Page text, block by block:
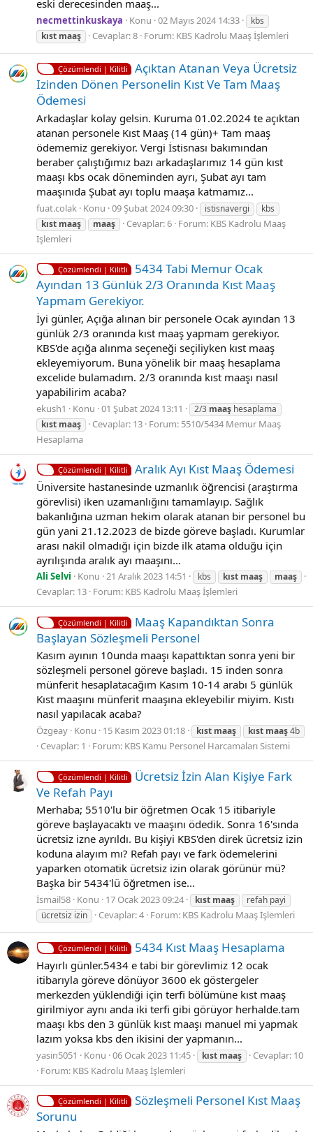
eski derecesinden maaş...
necmettinkuskaya Konu 02 Mayıs 2024 14:33
kbs
kıst maaş Cevaplar: 8 Forum: KBS Kadrolu Maaş İşlemleri
Çözümlendi | Kilitli
Açıktan Atanan Veya Ücretsiz
Izinden Dönen Personelin Kıst Ve Tam Maaş
Ödemesi
Arkadaşlar kolay gelsin. Kuruma 01.02.2024 te açıktan
atanan personele Kıst Maaş (14 gün)+ Tam maaş
ödememiz gerekiyor. Vergi İstisnası bakımından
beraber çalıştığımız bazı arkadaşlarımız 14 gün kıst
maaşı kbs ocak döneminden ayrı, Şubat ayı tam
maaşınıda Şubat ayı toplu maaşa katmamız...
fuat.colak Konu 09 Şubat 2024 09:30 istisnavergi
kbs
kıst maaş maaş Cevaplar: 6 Forum: KBS Kadrolu Maaş
İşlemleri
Çözümlendi | Kilitli
5434 Tabi Memur Ocak
Ayından 13 Günlük 2/3 Oranında Kıst Maaş
Yapmam Gerekiyor.
İyi günler, Açığa alınan bir personele Ocak ayından 13
günlük 2/3 oranında kıst maaş yapmam gerekiyor.
KBS'de açığa alınma seçeneği seçiliyken kıst maaş
ekleyemiyorum. Buna yönelik bir maaş hesaplama
excelide bulamadım. 2/3 oranında kıst maaşı nasıl
yapabilirim acaba?
ekush1 Konu 01 Şubat 2024 13:11 2/3 maaş hesaplama
kıst maaş Cevaplar: 13 Forum: 5510/5434 Memur Maaş
Hesaplama
Çözümlendi | Kilitli Aralık Ayı Kıst Maaş Ödemesi
Üniversite hastanesinde uzmanlık öğrencisi (araştırma
görevlisi) iken uzamanlığını tamamlayıp. Sağlık
bakanlığına uzman hekim olarak atanan bir personel bu
gün yani 21.12.2023 de bizde göreve başladı. Kurumlar
arası nakil olmadığı için bizde ilk atama olduğu için
ayrılışında aralık ayı maaşını...
Ali Selvi Konu 21 Aralık 2023 14:51 kbs kıst maaş maaş
Cevaplar: 13 Forum: KBS Kadrolu Maaş İşlemleri
Çözümlendi | Kilitli
Maaş Kapandıktan Sonra
Başlayan Sözleşmeli Personel
Kasım ayının 10unda maaşı kapattıktan sonra yeni bir
sözleşmeli personel göreve başladı. 15 inden sonra
münferit hesaplatacağım Kasım 10-14 arabı 5 günlük
Kıst maaşını münferit maaşına ekleyebilir miyim. Kıstı
nasıl yapılacak acaba?
Özgeay Konu 15 Kasım 2023 01:18 kıst maaş kıst maaş4b
Cevaplar: 1 Forum: KBS Kamu Personel Harcamaları Sistemi
Çözümlendi | Kilitli
Ücretsiz İzin Alan Kişiye Fark
Ve Refah Payı
Merhaba; 5510'lu bir öğretmen Ocak 15 itibariyle
göreve başlayacaktı ve maaşını ödedik. Sonra 16'sında
ücretsiz izne ayrıldı. Bu kişiyi KBS'den direk ücretsiz izin
koduna alayım mı? Refah payı ve fark ödemelerini
yaparken otomatik ücretsiz izin olarak görünür mü?
Başka bir 5434'lü öğretmen ise...
İsmail58 Konu 17 Ocak 2023 09:24 kıst maaş
refah payi
ücretsiz izin
Cevaplar: 4 Forum: KBS Kadrolu Maaş İşlemleri
Çözümlendi | Kilitli 5434 Kıst Maaş Hesaplama
Hayırlı günler.5434 e tabi bir görevlimiz 12 ocak
itibarıyla göreve dönüyor 3600 ek göstergeler
merkezden yüklendiği için terfi bölümüne kıst maaş
girilmiyor aynı anda iki terfi gibi görüyor herhalde.tam
maaşı kbs den 3 günlük kıst maaşı manuel mi yapmak
lazım yoksa kbs den ikisini der yapmanın...
yasin5051 Konu 06 Ocak 2023 11:45 kıst maaş
Cevaplar: 10
Forum: KBS Kadrolu Maaş İşlemleri
Çözümlendi | Kilitli
Sözleşmeli Personel Kıst Maaş
Sorunu